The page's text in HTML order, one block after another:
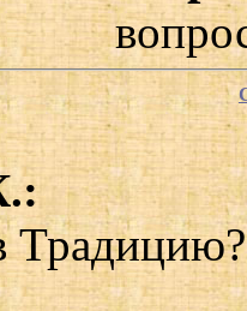
Традицию?